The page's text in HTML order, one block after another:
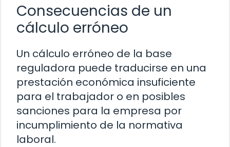
Consecuencias de un
cálculo erróneo
Un cálculo erróneo de la base
reguladora puede traducirse en una
prestación económica insuficiente
para el trabajador o en posibles
sanciones para la empresa por
incumplimiento de la normativa
laboral.